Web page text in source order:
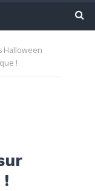
Halloween
!